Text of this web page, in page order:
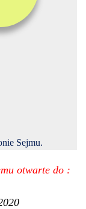
Sejmu.
otwarte do :